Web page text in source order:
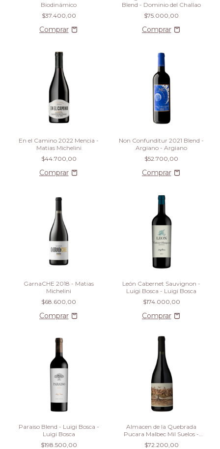
Biodinámico
$37.400,00
Blend - Dominio del Challao
$75.000,00
En el Camino 2022 Mencia -
Matias Michelini
$44.700,00
Non Confunditur 2021 Blend -
Argiano - Argiano
$52.700,00
GarnaCHE 2018 - Matias
Michelini
$68.600,00
León Cabernet Sauvignon -
Luigi Bosca - Luigi Bosca
$174.000,00
Paraiso Blend - Luigi Bosca -
Luigi Bosca
$198.500,00
Almacen de la Quebrada
Pucara Malbec Mil Suelos -
Almacen de La Quebrada
$72.200,00